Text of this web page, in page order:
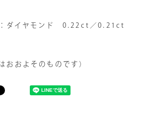
：ダイヤモンド 0.22ct／0.21ct
おおよそのものです）